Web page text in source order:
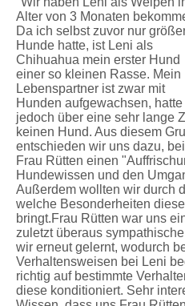
Alter von 3 Monaten
Da ich selbst zuvor nur
Hunde hatte, ist Leni als
Chihuahua mein erster Hund
einer so kleinen Rasse. Mein
Lebenspartner ist zwar mit
Hunden aufgewachsen, hatte
jedoch über eine sehr lange
keinen Hund. Aus diesem
entschieden wir uns dazu, bei
Frau Rütten einen
Hundewissen und den
Außerdem wollten wir durch
welche Besonderheiten
bringt.Frau Rütten war uns
zuletzt überaus
wir erneut gelernt, wodurch
Verhaltensweisen bei Leni
richtig auf bestimmte
diese konditioniert. Sehr